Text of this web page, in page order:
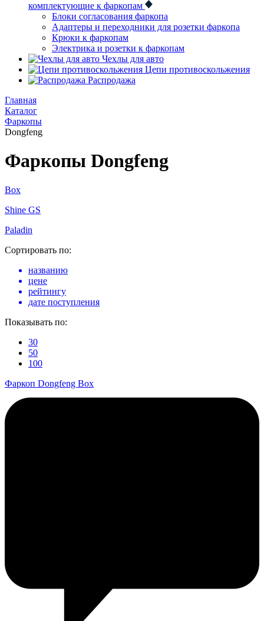
комплектующие к фаркопам
Блоки согласования фаркопа
Адаптеры и переходники для розетки фаркопа
Крюки к фаркопам
Электрика и розетки к фаркопам
Чехлы для авто
Цепи противоскольжения
Распродажа
Главная
Каталог
Фаркопы
Dongfeng
Фаркопы Dongfeng
Box
Shine GS
Paladin
Сортировать по:
названию
цене
рейтингу
дате поступления
Показывать по:
30
50
100
Фаркоп Dongfeng Box